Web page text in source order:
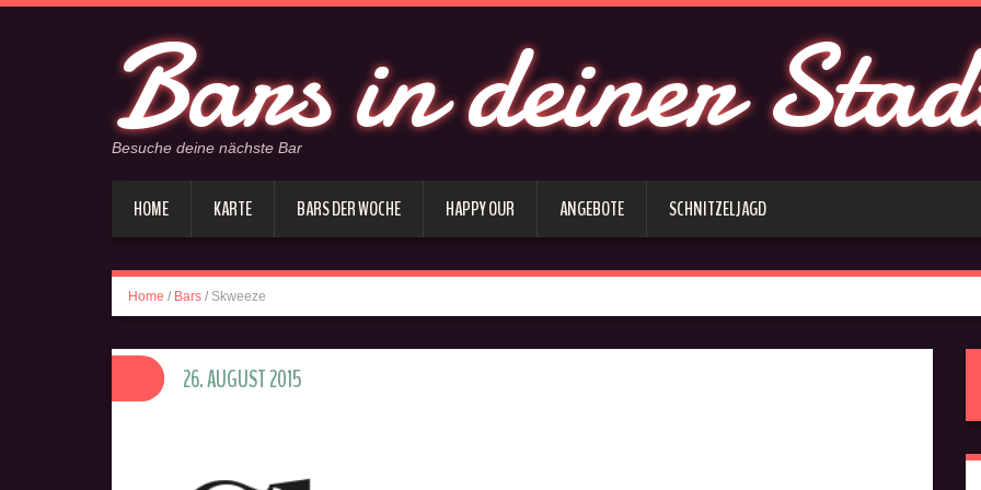
Bars in deiner
Besuche deine nächste Bar
HOME KARTE BARS DER WOCHE HAPPY OUR ANGEBOTE SCHNITZELJAGD
Home / Bars / Skweeze
26. AUGUST 2015